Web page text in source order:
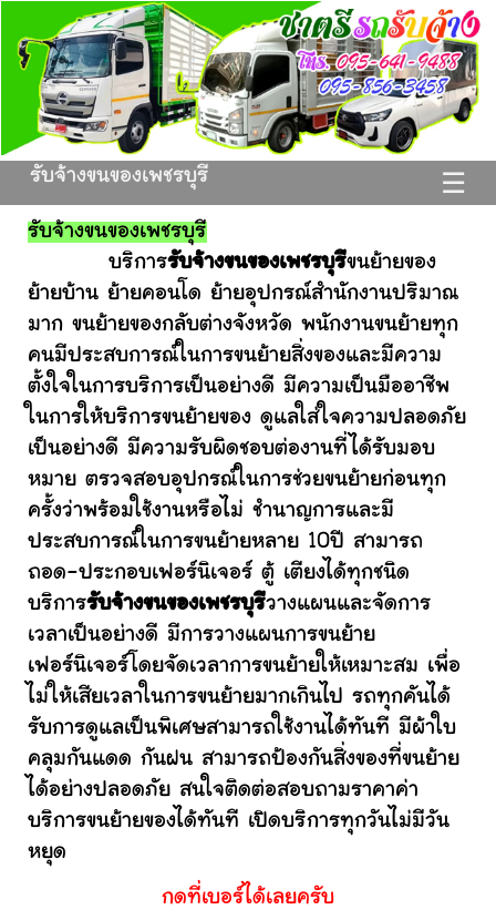
☰
รับจ้างขนของเพชรบุรี
รับจ้างขนของเพชรบุรี
บริการรับจ้างขนของเพชรบุรีขนย้ายของ
ย้ายบ้าน ย้ายคอนโด ย้ายอุปกรณ์สำนักงานปริมาณ
มาก ขนย้ายของกลับต่างจังหวัด พนักงานขนย้ายทุก
คนมีประสบการณ์ในการขนย้ายสิ่งของและมีความ
ตั้งใจในการบริการเป็นอย่างดี มีความเป็นมืออาชีพ
ในการให้บริการขนย้ายของ ดูแลใส่ใจความปลอดภัย
เป็นอย่างดี มีความรับผิดชอบต่องานที่ได้รับมอบ
หมาย ตรวจสอบอุปกรณ์ในการช่วยขนย้ายก่อนทุก
ครั้งว่าพร้อมใช้งานหรือไม่ ชำนาญการและมี
ประสบการณ์ในการขนย้ายหลาย 10ปี สามารถ
ถอด-ประกอบเฟอร์นิเจอร์ ตู้ เตียงได้ทุกชนิด
บริการรับจ้างขนของเพชรบุรีวางแผนและจัดการ
เวลาเป็นอย่างดี มีการวางแผนการขนย้าย
เฟอร์นิเจอร์โดยจัดเวลาการขนย้ายให้เหมาะสม เพื่อ
ไม่ให้เสียเวลาในการขนย้ายมากเกินไป รถทุกคันได้
รับการดูแลเป็นพิเศษสามารถใช้งานได้ทันที มีผ้าใบ
คลุมกันแดด กันฝน สามารถป้องกันสิ่งของที่ขนย้าย
ได้อย่างปลอดภัย สนใจติดต่อสอบถามราคาค่า
บริการขนย้ายของได้ทันที เปิดบริการทุกวันไม่มีวัน
หยุด
กดที่เบอร์ได้เลยครับ